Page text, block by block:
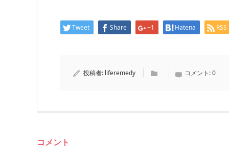
Tweet Share +1 Hatena RSS
投稿者: liferemedy コメント:0
コメント